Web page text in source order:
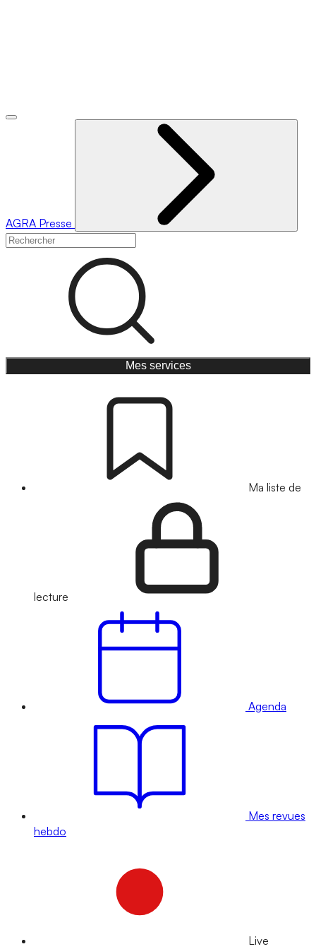
AGRA Presse
Mes services
Ma liste de
lecture
Agenda
Mes revues
hebdo
Live